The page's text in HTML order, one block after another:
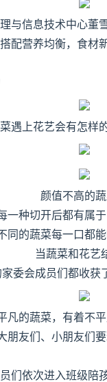
与信息技术中心董
配营养均衡，食材
遇上花艺会有怎样
颜值不高的蔬
一种切开后都有属于
同的蔬菜每一口都能
当蔬菜和花艺
委会成员们都收获
凡的蔬菜，有着不平
朋友们、小朋友们要
们依次进入班级陪